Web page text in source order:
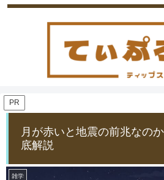
PR
月が赤いと地震の前兆なの
底解説
雑学